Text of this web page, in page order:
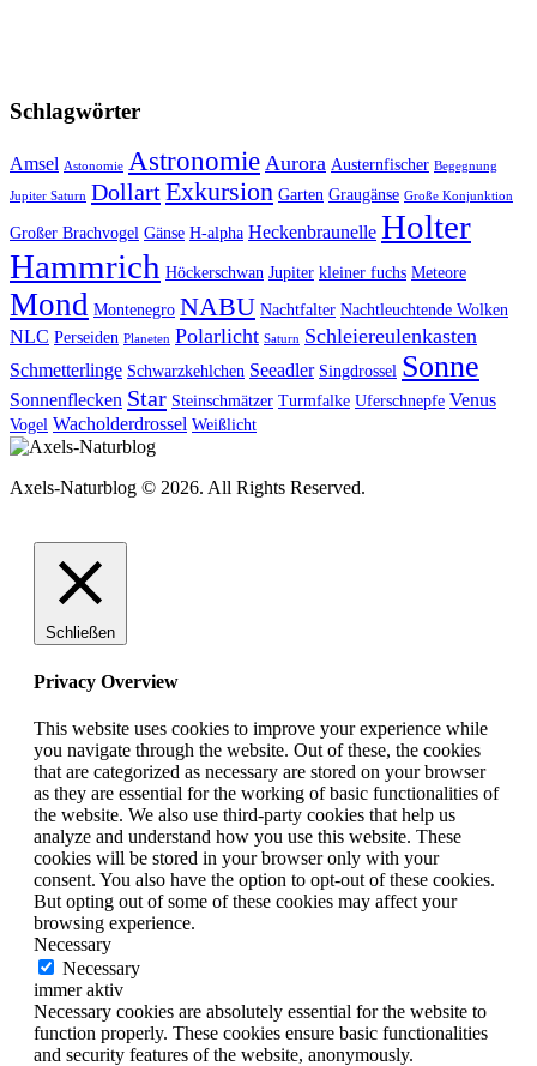
Schlagwörter
Amsel Astonomie Astronomie Aurora Austernfischer Begegnung
Jupiter Saturn DollartExkursion Garten Graugänse Große Konjunktion
Großer Brachvogel Gänse H-alpha Heckenbraunelle Holter
Hammrich Höckerschwan Jupiter kleiner fuchs Meteore
Mond Montenegro NABU Nachtfalter Nachtleuchtende Wolken
NLC Perseiden Planeten Polarlicht Saturn Schleiereulenkasten
Schmetterlinge Schwarzkehlchen Seeadler Singdrossel Sonne
Sonnenflecken Star Steinschmätzer Turmfalke Uferschnepfe Venus
Vogel Wacholderdrossel Weißlicht
Axels-Naturblog © 2026. All Rights Reserved.
Schließen
Privacy Overview
This website uses cookies to improve your experience while
you navigate through the website. Out of these, the cookies
that are categorized as necessary are stored on your browser
as they are essential for the working of basic functionalities of
the website. We also use third-party cookies that help us
analyze and understand how you use this website. These
cookies will be stored in your browser only with your
consent. You also have the option to opt-out of these cookies.
But opting out of some of these cookies may affect your
browsing experience.
Necessary
Necessary
immer aktiv
Necessary cookies are absolutely essential for the website to
function properly. These cookies ensure basic functionalities
and security features of the website, anonymously.